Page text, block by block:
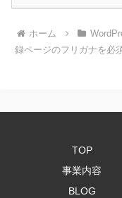
ホーム
録ページのフリガナを必
TOP
事業内容
BLOG